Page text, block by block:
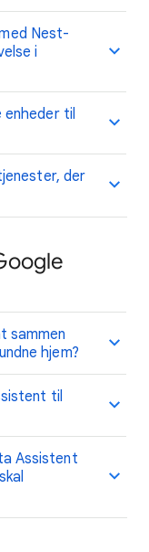
Nest-
i
enheder til
der
sammen
hjem?
til
Assistent